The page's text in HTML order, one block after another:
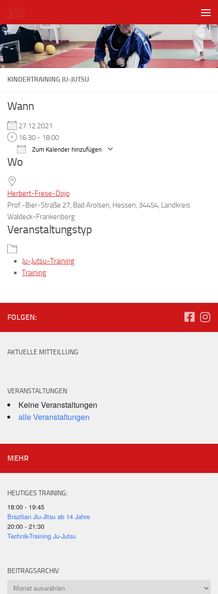
Unter dem Inhalt
KINDERTRAINING JU-JUTSU
Wann
27.12.2021
16:30 - 18:00
Zum Kalender hinzufügen
Wo
Herbert-Frese-Dojo
Prof.-Bier-Straße 27, Bad Arolsen, Hessen, 34454, Landkreis
Waldeck-Frankenberg
Veranstaltungstyp
Ju-Jutsu-Training
Training
FOLGEN:
AKTUELLE MITTEILLUNG
VERANSTALTUNGEN
Keine Veranstaltungen
alle Veranstaltungen
MEHR
HEUTIGES TRAINING:
18:00 - 19:45
Brazilian Jiu-Jitsu ab 14 Jahre
20:00 - 21:30
Technik-Training Ju-Jutsu
BEITRAGSARCHIV
Beitragsarchiv